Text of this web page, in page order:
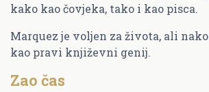
kako kao čovjeka, tako i kao pisca.
Marquez je voljen za života, ali
kao pravi književni genij.
Zao čas